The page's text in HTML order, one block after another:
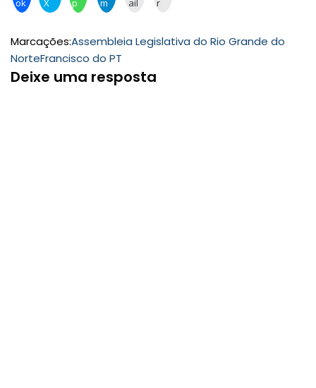
ok X p m ail r
Marcações:Assembleia Legislativa do Rio Grande do
NorteFrancisco do PT
Deixe uma resposta